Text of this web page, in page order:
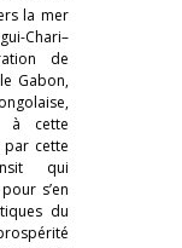
la mer
Chari–
de
Gabon,
à cette
cette
qui
s’en
du